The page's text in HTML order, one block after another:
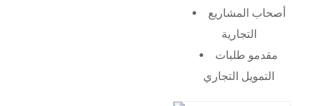
أصحاب المشاريع
التجارية
مقدمو طلبات
التمويل التجاري